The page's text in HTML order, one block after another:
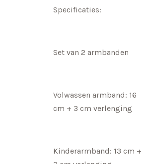
Specificaties:
Set van 2 armbanden
Volwassen armband: 16
cm + 3 cm verlenging
Kinderarmband: 13 cm +